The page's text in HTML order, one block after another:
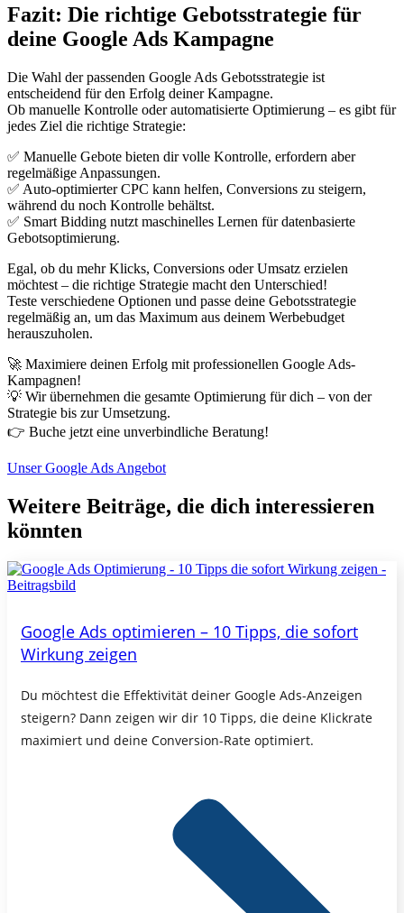
Fazit: Die richtige Gebotsstrategie für
deine Google Ads Kampagne
Die Wahl der passenden Google Ads Gebotsstrategie ist
entscheidend für den Erfolg deiner Kampagne.
Ob manuelle Kontrolle oder automatisierte Optimierung – es gibt für
jedes Ziel die richtige Strategie:
✅ Manuelle Gebote bieten dir volle Kontrolle, erfordern aber
regelmäßige Anpassungen.
✅ Auto-optimierter CPC kann helfen, Conversions zu steigern,
während du noch Kontrolle behältst.
✅ Smart Bidding nutzt maschinelles Lernen für datenbasierte
Gebotsoptimierung.
Egal, ob du mehr Klicks, Conversions oder Umsatz erzielen
möchtest – die richtige Strategie macht den Unterschied!
Teste verschiedene Optionen und passe deine Gebotsstrategie
regelmäßig an, um das Maximum aus deinem Werbebudget
herauszuholen.
🚀 Maximiere deinen Erfolg mit professionellen Google Ads-
Kampagnen!
💡 Wir übernehmen die gesamte Optimierung für dich – von der
Strategie bis zur Umsetzung.
👉 Buche jetzt eine unverbindliche Beratung!
Unser Google Ads Angebot
Weitere Beiträge, die dich interessieren
könnten
Google Ads optimieren – 10 Tipps, die sofort
Wirkung zeigen
Du möchtest die Effektivität deiner Google Ads-Anzeigen
steigern? Dann zeigen wir dir 10 Tipps, die deine Klickrate
maximiert und deine Conversion-Rate optimiert.